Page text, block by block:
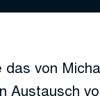
von
Austausch